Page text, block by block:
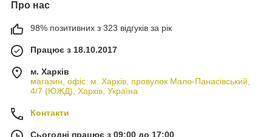
Про нас
98% позитивних з 323 відгуків за рік
Працює з 18.10.2017
м. Харків
магазин, офіс: м. Харків, провулок Мало-Панасівський,
4/7 (ЮЖД), Харків, Україна
Контакти
Сьогодні працює з 09:00 до 17:00